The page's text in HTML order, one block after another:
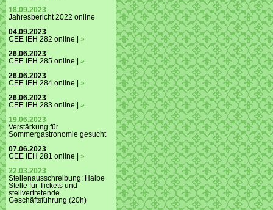
18.09.2023
Jahresbericht 2022 online
04.09.2023
CEE IEH 282 online | »
26.06.2023
CEE IEH 285 online | »
26.06.2023
CEE IEH 284 online | »
26.06.2023
CEE IEH 283 online | »
19.06.2023
Verstärkung für
Sommergastronomie gesucht
07.06.2023
CEE IEH 281 online | »
22.03.2023
Stellenausschreibung: Halbe
Stelle für Tickets und
stellvertretende
Geschäftsführung (20h)